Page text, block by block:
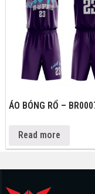
ÁO BÓNG RỔ –
Read more